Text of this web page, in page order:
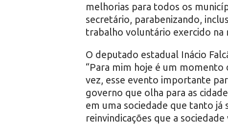
melhorias para todos os
secretário, parabenizando,
trabalho voluntário exercido na
O deputado estadual Inácio
“Para mim hoje é um
vez, esse evento importante
governo que olha para as
em uma sociedade que tanto
reinvindicações que a